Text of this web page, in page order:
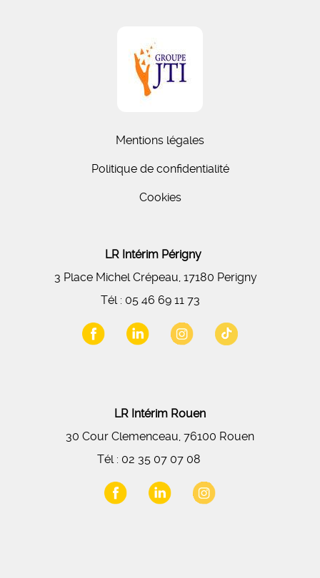
Mentions légales
Politique de confidentialité
Cookies
LR Intérim Périgny
3 Place Michel Crépeau, 17180 Perigny
Tél : 05 46 69 11 73
LR Intérim Rouen
30 Cour Clemenceau, 76100 Rouen
Tél : 02 35 07 07 08